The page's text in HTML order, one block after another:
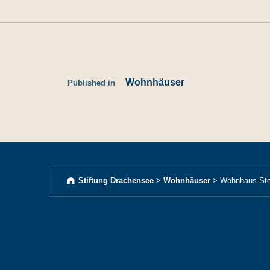
Published in Wohnhäuser
Stiftung Drachensee >Wohnhäuser >Wohnhaus-